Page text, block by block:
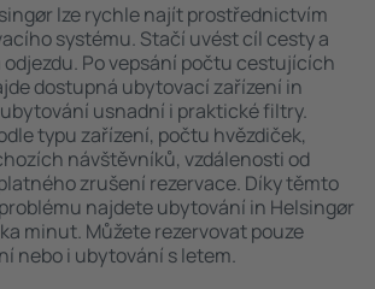
lze rychle najít prostřednictvím
systému. Stačí uvést cíl cesty a
Po vepsání počtu cestujících
dostupná ubytovací zařízení in
usnadní i praktické filtry.
typu zařízení, počtu hvězdiček,
návštěvníků, vzdálenosti od
zrušení rezervace. Díky těmto
najdete ubytování in Helsingør
minut. Můžete rezervovat pouze
nebo i ubytování s letem.